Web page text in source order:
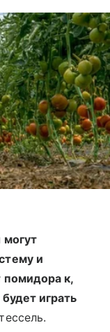
могут
и
помидора к,
играть